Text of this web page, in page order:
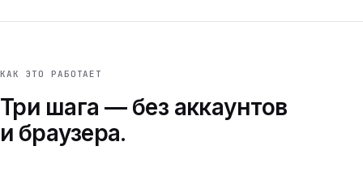
КАК ЭТО РАБОТАЕТ
Три шага — без аккаунтов
и браузера.